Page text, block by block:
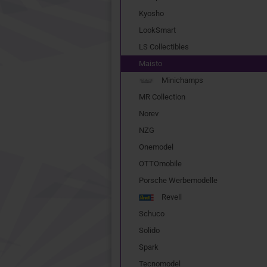
Kyosho
LookSmart
LS Collectibles
Maisto
Minichamps
MR Collection
Norev
NZG
Onemodel
OTTOmobile
Porsche Werbemodelle
Revell
Schuco
Solido
Spark
Tecnomodel